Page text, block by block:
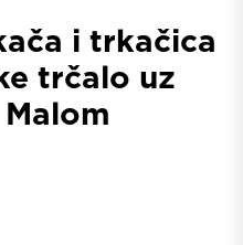
i trkačica
trčalo uz